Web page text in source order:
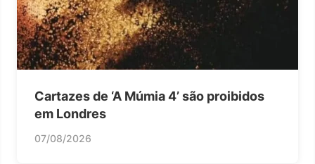
Cartazes de ‘A Múmia 4’ são proibidos
em Londres
07/08/2026